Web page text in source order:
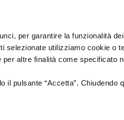
per garantire la funzionalità
selezionate utilizziamo cookie o
altre finalità come specificato
il pulsante “Accetta”. Chiudendo
LA RETE
Assessorato
Cultura
Paesaggio